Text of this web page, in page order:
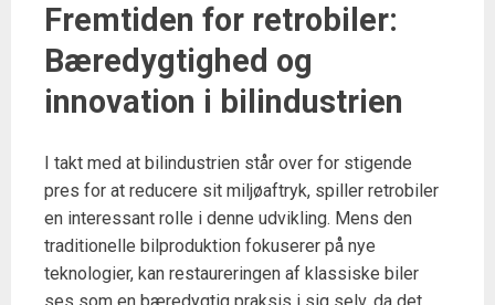
Fremtiden for retrobiler:
Bæredygtighed og
innovation i bilindustrien
I takt med at bilindustrien står over for stigende
pres for at reducere sit miljøaftryk, spiller retrobiler
en interessant rolle i denne udvikling. Mens den
traditionelle bilproduktion fokuserer på nye
teknologier, kan restaureringen af klassiske biler